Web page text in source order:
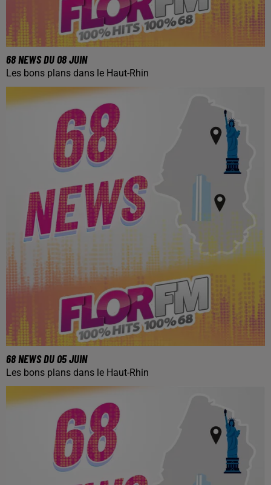
68 NEWS DU 08 JUIN
Les bons plans dans le Haut-Rhin
68 NEWS DU 05 JUIN
Les bons plans dans le Haut-Rhin